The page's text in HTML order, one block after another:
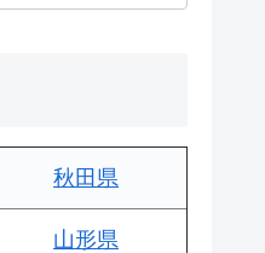
秋田県
山形県